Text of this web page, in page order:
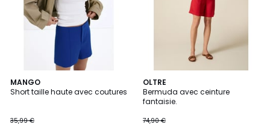
MANGO
Short taille haute avec coutures
35,99 €
OLTRE
Bermuda avec ceinture
fantaisie.
74,90 €
3
Couleurs